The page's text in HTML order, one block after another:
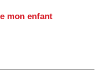
mon enfant